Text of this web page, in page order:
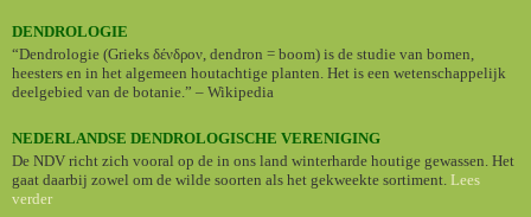
DENDROLOGIE
“Dendrologie (Grieks δένδρον, dendron = boom) is de studie van bomen,
heesters en in het algemeen houtachtige planten. Het is een wetenschappelijk
deelgebied van de botanie.” – Wikipedia
NEDERLANDSE DENDROLOGISCHE VERENIGING
De NDV richt zich vooral op de in ons land winterharde houtige gewassen. Het
gaat daarbij zowel om de wilde soorten als het gekweekte sortiment. Lees
verder